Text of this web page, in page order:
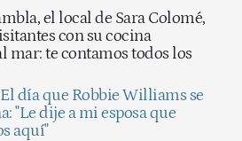
el local de Sara Colomé,
con su cocina
mar: te contamos todos los
El día que Robbie Williams se
"Le dije a mi esposa que
aquí"